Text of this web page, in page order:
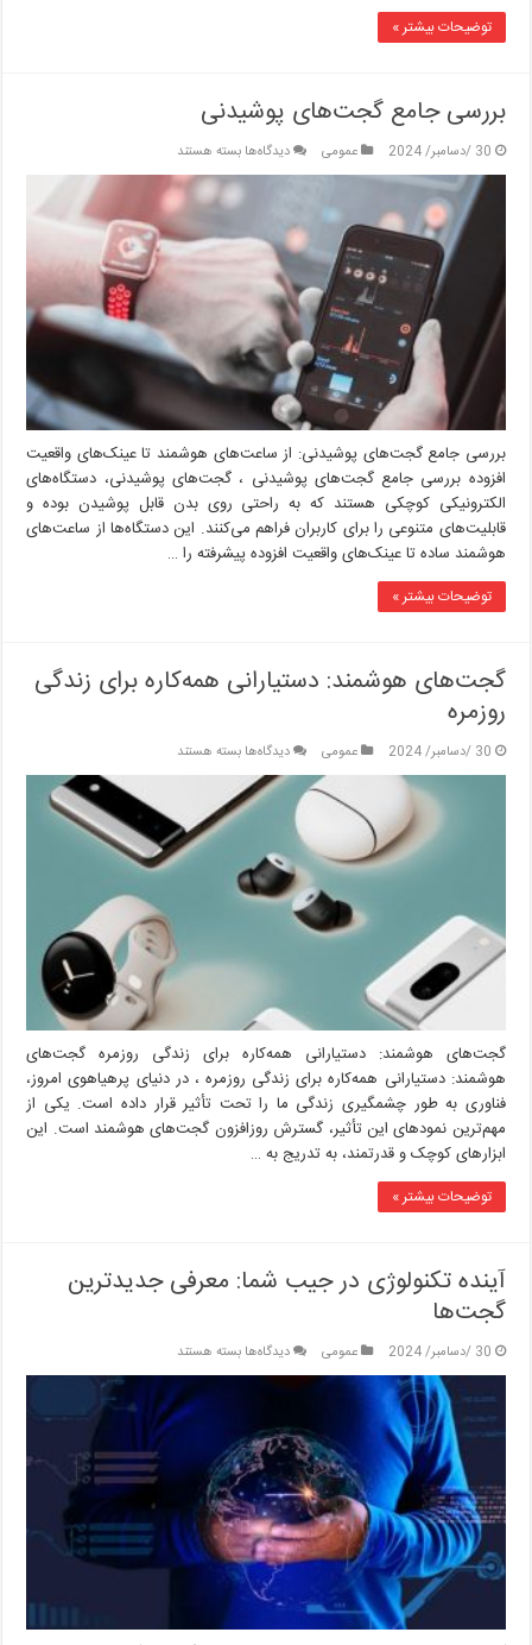
توضیحات بیشتر »
بررسی جامع گجت‌های پوشیدنی
30 /دسامبر/ 2024 عمومی دیدگاه‌هابرای
بررسی
جامع
پوشیدنی
بسته هستند
بررسی جامع گجت‌های پوشیدنی: از ساعت‌های هوشمند تا عینک‌های واقعیت
افزوده بررسی جامع گجت‌های پوشیدنی ، گجت‌های پوشیدنی، دستگاه‌های
الکترونیکی کوچکی هستند که به راحتی روی بدن قابل پوشیدن بوده و
قابلیت‌های متنوعی را برای کاربران فراهم می‌کنند. این دستگاه‌ها از ساعت‌های
هوشمند ساده تا عینک‌های واقعیت افزوده پیشرفته را …
توضیحات بیشتر »
گجت‌های هوشمند: دستیارانی همه‌کاره برای زندگی
روزمره
30 /دسامبر/ 2024 عمومی دیدگاه‌هابرای
گجت‌های
هوشمند:
دستیارانی
همه‌کاره
زندگی
بسته هستند
گجت‌های هوشمند: دستیارانی همه‌کاره برای زندگی روزمره گجت‌های
هوشمند: دستیارانی همه‌کاره برای زندگی روزمره ، در دنیای پرهیاهوی امروز،
فناوری به طور چشمگیری زندگی ما را تحت تأثیر قرار داده است. یکی از
مهم‌ترین نمودهای این تأثیر، گسترش روزافزون گجت‌های هوشمند است. این
ابزارهای کوچک و قدرتمند، به تدریج به …
توضیحات بیشتر »
آینده تکنولوژی در جیب شما: معرفی جدیدترین
گجت‌ها
30 /دسامبر/ 2024 عمومی دیدگاه‌هابرای
آینده
تکنولوژی
جیب
شما:
معرفی
جدیدترین
گجت‌ها
بسته هستند